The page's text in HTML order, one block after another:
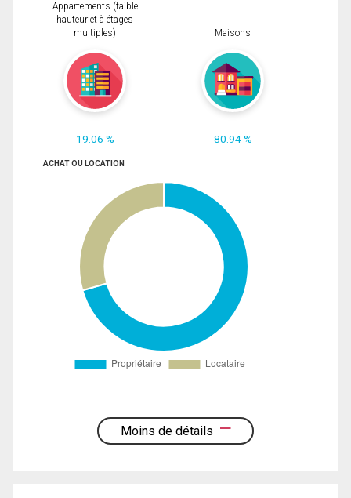
Appartements (faible
hauteur et à étages
multiples)
19.06 %
Maisons
80.94 %
ACHAT OU LOCATION
Moins de détails